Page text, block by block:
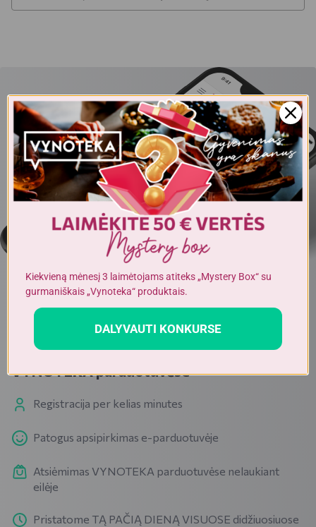
PAPRASTA IR PATOGU APSIPIRKTI INTERNETU
Pristatymas Jūsų adresu arba atsiėmimas
VYNOTEKA parduotuvėse
Registracija per kelias minutes
Patogus apsipirkimas e-parduotuvėje
Atsiėmimas VYNOTEKA parduotuvėse nelaukiant
eilėje
Pristatome TĄ PAČIĄ DIENĄ VISUOSE didžiuosiuose
Kiekvieną mėnesį 3 laimėtojams atiteks „Mystery Box“ su
gurmaniškais „Vynoteka“ produktais.
DALYVAUTI KONKURSE